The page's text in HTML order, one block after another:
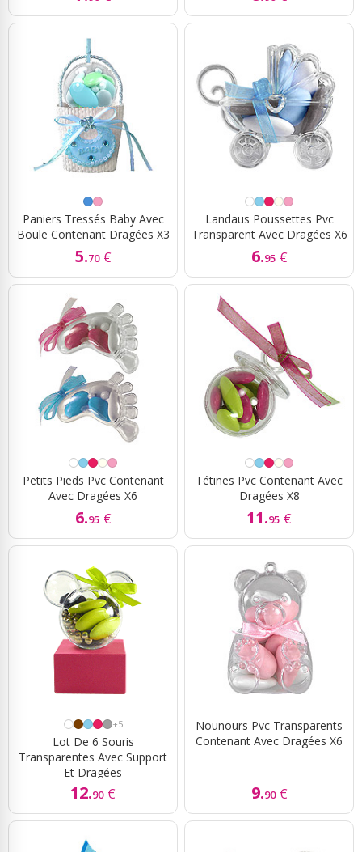
Paniers Tressés Baby Avec
Boule Contenant Dragées X3
5.70 €
Landaus Poussettes Pvc
Transparent Avec Dragées X6
6.95 €
Petits Pieds Pvc Contenant
Avec Dragées X6
6.95 €
Tétines Pvc Contenant Avec
Dragées X8
11.95 €
+5
Lot De 6 Souris
Transparentes Avec Support
Et Dragées
12.90 €
Nounours Pvc Transparents
Contenant Avec Dragées X6
9.90 €